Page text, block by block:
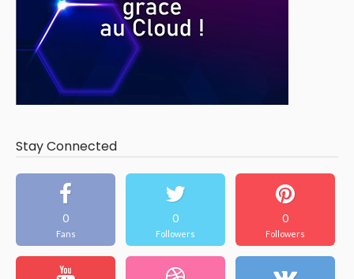
Stay Connected
0
Fans
0
Followers
0
Followers